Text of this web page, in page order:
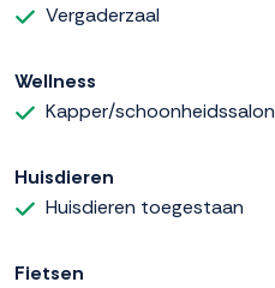
Vergaderzaal
Wellness
Kapper/schoonheidssalon
Huisdieren
Huisdieren toegestaan
Fietsen